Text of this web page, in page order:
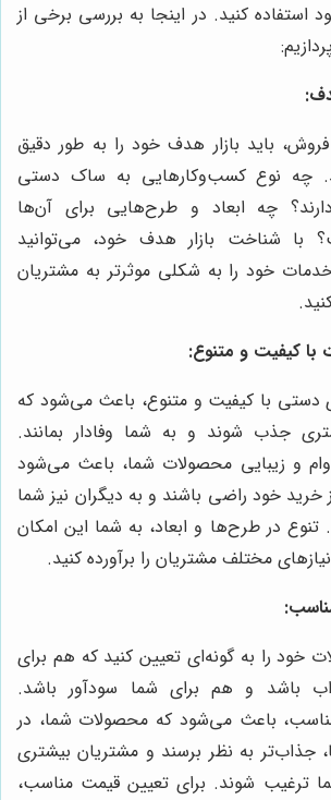
کنید. در اینجا به بررسی برخی از
باید بازار هدف خود را به طور دقیق
چه نوع کسب‌وکارهایی به ساک دستی
چه ابعاد و طرح‌هایی برای آن‌ها
با شناخت بازار هدف خود، می‌توانید
خود را به شکلی موثرتر به مشتریان
با کیفیت و متنوع:
دستی با کیفیت و متنوع، باعث می‌شود که
جذب شوند و به شما وفادار بمانند.
و زیبایی محصولات شما، باعث می‌شود
خرید خود راضی باشند و به دیگران نیز شما
تنوع در طرح‌ها و ابعاد، به شما این امکان
مختلف مشتریان را برآورده کنید.
خود را به گونه‌ای تعیین کنید که هم برای
باشد و هم برای شما سودآور باشد.
باعث می‌شود که محصولات شما، در
جذاب‌تر به نظر برسند و مشتریان بیشتری
ترغیب شوند. برای تعیین قیمت مناسب،